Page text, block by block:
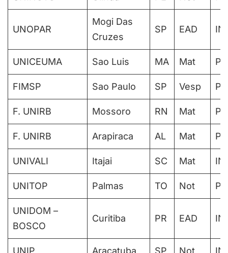
UNOPAR
Mogi Das
Cruzes
SP EAD
UNICEUMA Sao Luis MA Mat
FIMSP Sao Paulo SP Vesp
F. UNIRB Mossoro RN Mat
F. UNIRB Arapiraca AL Mat
UNIVALI Itajai SC Mat
UNITOP Palmas TO Not
UNIDOM –
BOSCO
Curitiba PR EAD